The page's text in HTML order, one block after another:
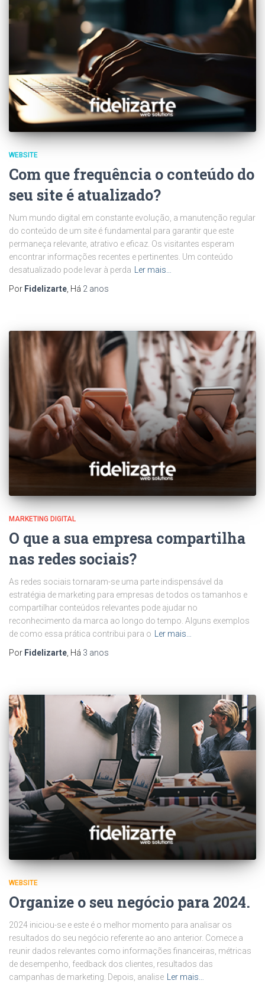
WEBSITE
Com que frequência o conteúdo do
seu site é atualizado?
Num mundo digital em constante evolução, a manutenção regular
do conteúdo de um site é fundamental para garantir que este
permaneça relevante, atrativo e eficaz. Os visitantes esperam
encontrar informações recentes e pertinentes. Um conteúdo
desatualizado pode levar à perda Ler mais…
Por Fidelizarte, Há 2 anos
MARKETING DIGITAL
O que a sua empresa compartilha
nas redes sociais?
As redes sociais tornaram-se uma parte indispensável da
estratégia de marketing para empresas de todos os tamanhos e
compartilhar conteúdos relevantes pode ajudar no
reconhecimento da marca ao longo do tempo. Alguns exemplos
de como essa prática contribui para o
Ler mais…
Por Fidelizarte , Há 3 anos
WEBSITE
Organize o seu negócio para 2024.
2024 iniciou-se e este é o melhor momento para analisar os
resultados do seu negócio referente ao ano anterior. Comece a
reunir dados relevantes como informações financeiras, métricas
de desempenho, feedback dos clientes, resultados das
campanhas de marketing. Depois, analise Ler mais…